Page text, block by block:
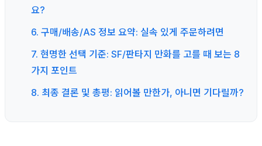
요?
6. 구매/배송/AS 정보 요약: 실속 있게 주문하려면
7. 현명한 선택 기준: SF/판타지 만화를 고를 때 보는 8
가지 포인트
8. 최종 결론 및 총평: 읽어볼 만한가, 아니면 기다릴까?